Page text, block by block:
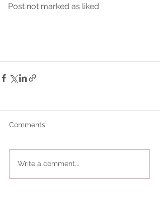
Post not marked as liked
Comments
Write a comment...